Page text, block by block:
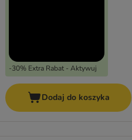
-30% Extra Rabat - Aktywuj
Dodaj do koszyka